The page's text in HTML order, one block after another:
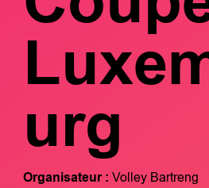
urg
Organisateur : Volley Bartreng